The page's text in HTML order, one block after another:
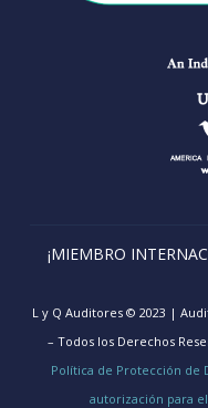
¡MIEMBRO
L y Q Auditores © 2023 |
– Todos los Derechos
Política de Protección de
autorización para